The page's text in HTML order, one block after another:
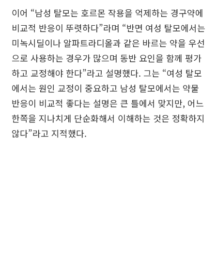
이어 “남성 탈모는 호르몬 작용을 억제하는 경구약에
비교적 반응이 뚜렷하다”라며 “반면 여성 탈모에서는
미녹시딜이나 알파트라디올과 같은 바르는 약을 우선
으로 사용하는 경우가 많으며 동반 요인을 함께 평가
하고 교정해야 한다”라고 설명했다. 그는 “여성 탈모
에서는 원인 교정이 중요하고 남성 탈모에서는 약물
반응이 비교적 좋다는 설명은 큰 틀에서 맞지만, 어느
한쪽을 지나치게 단순화해서 이해하는 것은 정확하지
않다”라고 지적했다.